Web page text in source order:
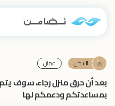
السكن عمان
بعد أن حرق منزل رجاء، سوف
بمساعدتكم ودعمكم لها